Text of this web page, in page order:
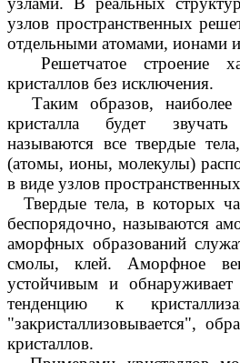
узлов пространственных
отдельными атомами, ионами
Решетчатое строение
кристаллов без исключения.
Таким образов, наиболее
кристалла будет
называются все твердые
(атомы, ионы, молекулы)
в виде узлов
Твердые тела, в которых
беспорядочно, называются
аморфных образований
смолы, клей. Аморфное
устойчивым и
тенденцию к
"закристаллизовывается",
кристаллов.